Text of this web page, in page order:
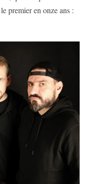
premier en onze ans :